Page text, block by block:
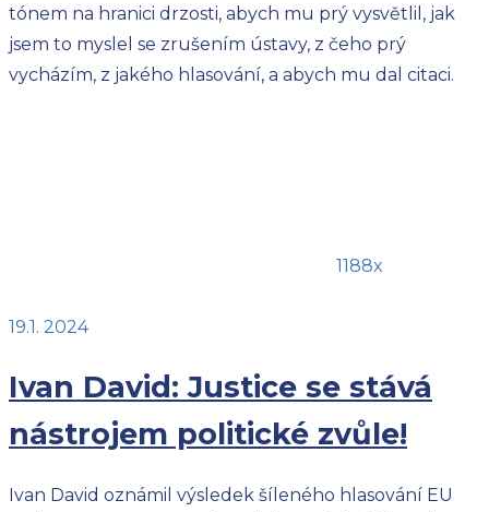
tónem na hranici drzosti, abych mu prý vysvětlil, jak
jsem to myslel se zrušením ústavy, z čeho prý
vycházím, z jakého hlasování, a abych mu dal citaci.
1188x
19.1. 2024
Ivan David: Justice se stává
nástrojem politické zvůle!
Ivan David oznámil výsledek šíleného hlasování EU